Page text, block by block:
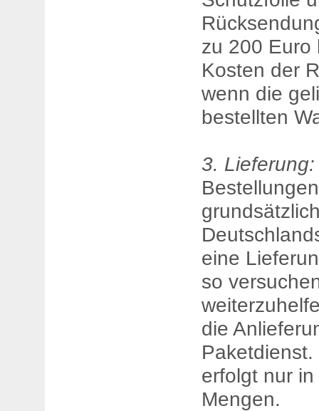
zu 200 Euro
Kosten der
wenn die
bestellten
3. Lieferung:
eine
so
die
erfolgt nur
Mengen.